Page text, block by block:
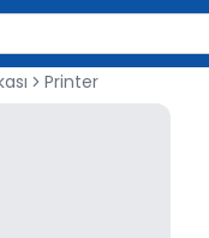
Göndərmək
Printer